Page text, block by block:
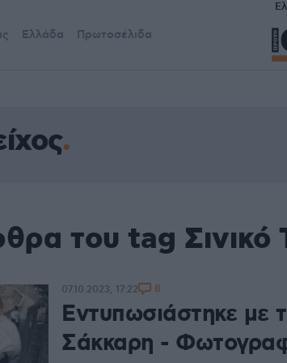
Ελλάδα Πρωτοσέλιδα
του tag Σινικό
Εντυπωσιάστηκε με
Σάκκαρη -
07.10.2023, 17:22 8